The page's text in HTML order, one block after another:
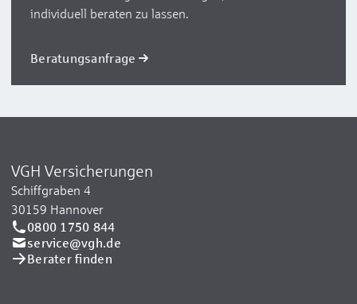
individuell beraten zu lassen.
Beratungsanfrage
VGH Versicherungen
Schiffgraben 4
30159 Hannover
0800 1750 844
service@vgh.de
Berater finden